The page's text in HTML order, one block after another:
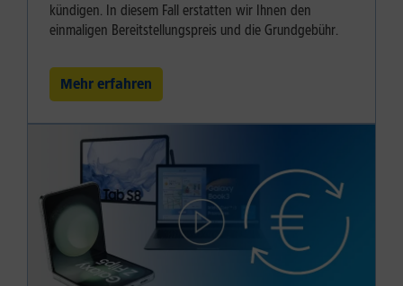
kündigen. In diesem Fall erstatten wir Ihnen den
einmaligen Bereitstellungspreis und die Grundgebühr.
Mehr erfahren